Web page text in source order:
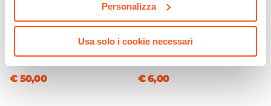
Personalizza
Usa solo i cookie necessari
CODICE:SIS-BC
Miscelatore bidet in ottone
cromo - Oasis
€ 50,00
CODICE:BLY-PSP
Portascopino d'appoggio in
€ 6,00